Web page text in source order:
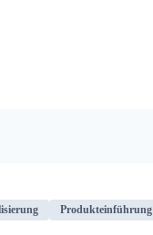
Produkteinführung